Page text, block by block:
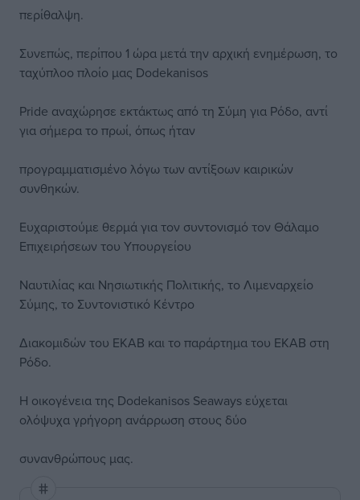
περίθαλψη.
Συνεπώς, περίπου 1 ώρα μετά την αρχική ενημέρωση, το
ταχύπλοο πλοίο μας Dodekanisos
Pride αναχώρησε εκτάκτως από τη Σύμη για Ρόδο, αντί
για σήμερα το πρωί, όπως ήταν
προγραμματισμένο λόγω των αντίξοων καιρικών
συνθηκών.
Ευχαριστούμε θερμά για τον συντονισμό τον Θάλαμο
Επιχειρήσεων του Υπουργείου
Ναυτιλίας και Νησιωτικής Πολιτικής, το Λιμεναρχείο
Σύμης, το Συντονιστικό Κέντρο
Διακομιδών του ΕΚΑΒ και το παράρτημα του ΕΚΑΒ στη
Ρόδο.
Η οικογένεια της Dodekanisos Seaways εύχεται
ολόψυχα γρήγορη ανάρρωση στους δύο
συνανθρώπους μας.